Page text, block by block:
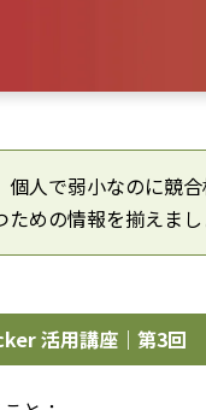
個人で弱小なのに競
ための情報を揃えまし
活用講座｜第3回